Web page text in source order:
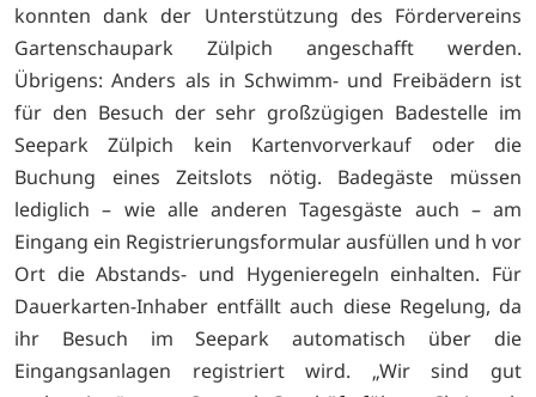
konnten dank der Unterstützung des Fördervereins
Gartenschaupark Zülpich angeschafft werden.
Übrigens: Anders als in Schwimm- und Freibädern ist
für den Besuch der sehr großzügigen Badestelle im
Seepark Zülpich kein Kartenvorverkauf oder die
Buchung eines Zeitslots nötig. Badegäste müssen
lediglich – wie alle anderen Tagesgäste auch – am
Eingang ein Registrierungsformular ausfüllen und h vor
Ort die Abstands- und Hygenieregeln einhalten. Für
Dauerkarten-Inhaber entfällt auch diese Regelung, da
ihr Besuch im Seepark automatisch über die
Eingangsanlagen registriert wird. „Wir sind gut